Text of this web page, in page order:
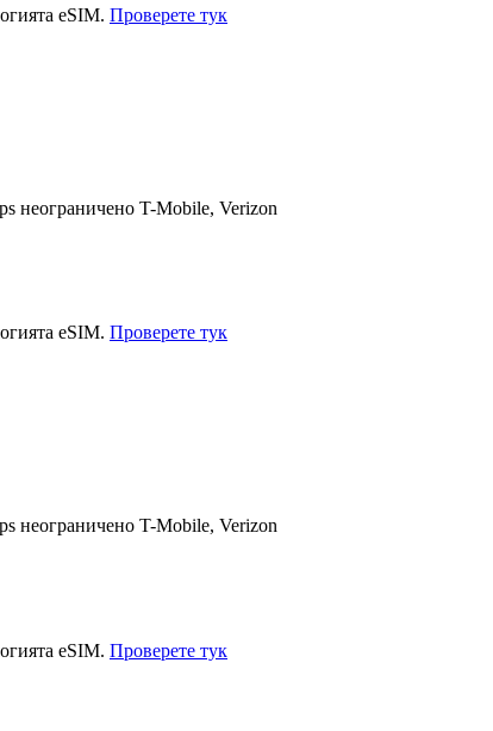
eSIM. Проверете тук
неограничено T-Mobile, Verizon
eSIM. Проверете тук
неограничено T-Mobile, Verizon
eSIM. Проверете тук